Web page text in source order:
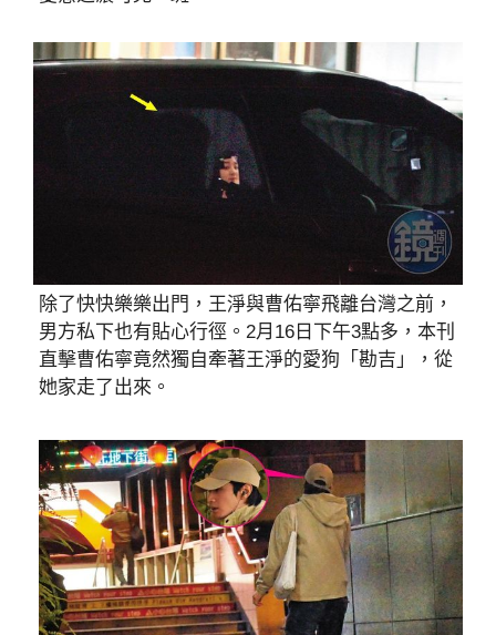
除了快快樂樂出門，王淨與曹佑寧飛離台灣之前，
男方私下也有貼心行徑。2月16日下午3點多，本刊
直擊曹佑寧竟然獨自牽著王淨的愛狗「勘吉」，從
她家走了出來。